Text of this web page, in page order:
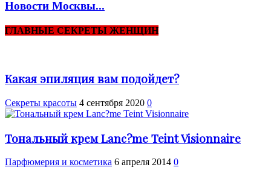
Новости Москвы...
ГЛАВНЫЕ СЕКРЕТЫ ЖЕНЩИН
Какая эпиляция вам подойдет?
Секреты красоты 4 сентября 2020 0
Тональный крем Lanc?me Теint Visiоnnаirе
Парфюмерия и косметика 6 апреля 2014 0